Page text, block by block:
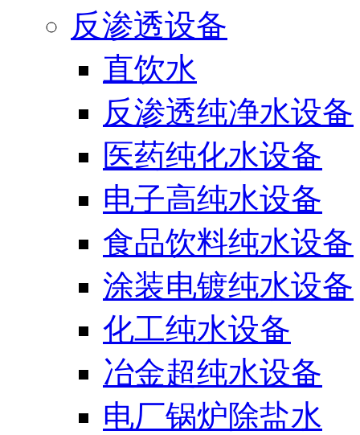
反渗透设备
直饮水
反渗透纯净水设备
医药纯化水设备
电子高纯水设备
食品饮料纯水设备
涂装电镀纯水设备
化工纯水设备
冶金超纯水设备
电厂锅炉除盐水